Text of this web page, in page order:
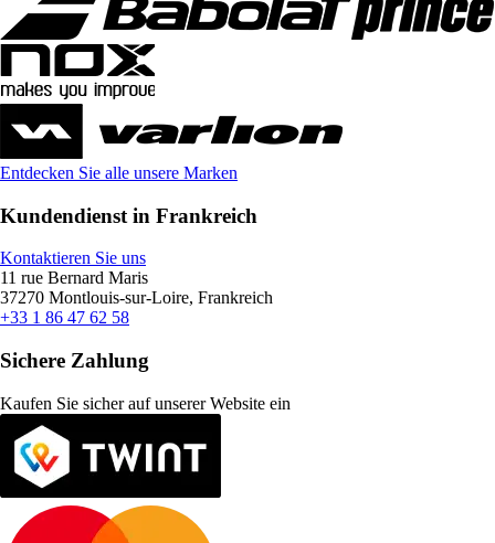
Entdecken Sie alle unsere Marken
Kundendienst in Frankreich
Kontaktieren Sie uns
11 rue Bernard Maris
37270 Montlouis-sur-Loire, Frankreich
+33 1 86 47 62 58
Sichere Zahlung
Kaufen Sie sicher auf unserer Website ein